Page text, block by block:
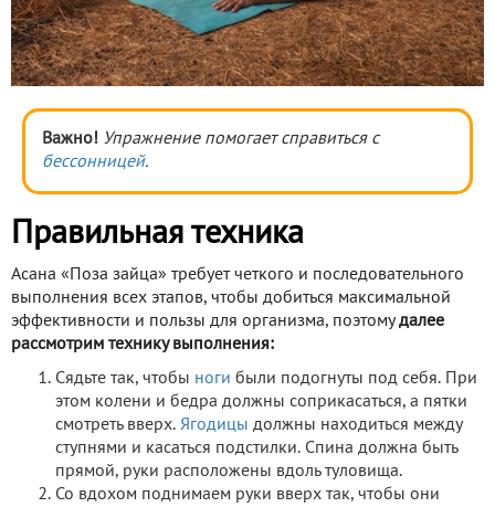
Важно! Упражнение помогает справиться с
бессонницей.
Правильная техника
Асана «Поза зайца» требует четкого и последовательного
выполнения всех этапов, чтобы добиться максимальной
эффективности и пользы для организма, поэтомудалее
рассмотрим технику выполнения:
Сядьте так, чтобы ноги были подогнуты под себя. При
этом колени и бедра должны соприкасаться, а пятки
смотреть вверх. Ягодицы должны находиться между
ступнями и касаться подстилки. Спина должна быть
прямой, руки расположены вдоль туловища.
Со вдохом поднимаем руки вверх так, чтобы они